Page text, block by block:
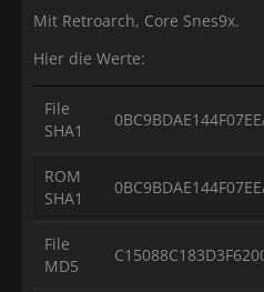
Mit Retroarch, Core Snes9x.
Hier die Werte:
File
SHA1
ROM
SHA1
File
MD5